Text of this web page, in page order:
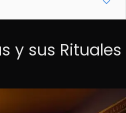
y sus Rituales